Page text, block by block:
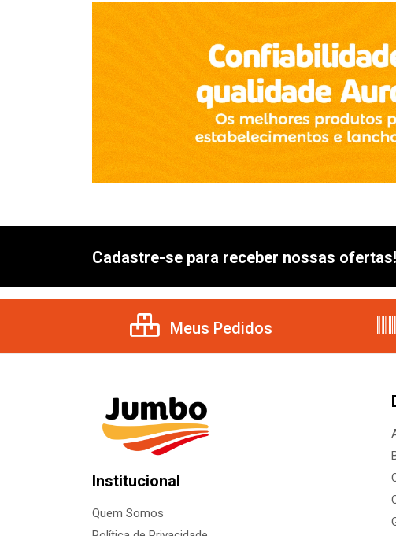
Cadastre-se para receber nossas ofertas!
Meus Pedidos
Institucional
Quem Somos